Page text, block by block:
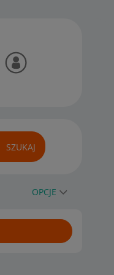
OPCJE